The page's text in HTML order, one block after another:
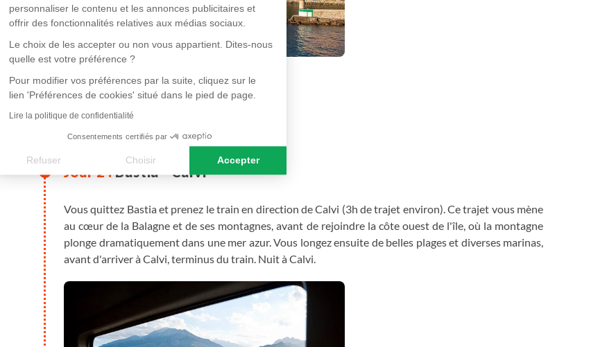
personnaliser le contenu et les annonces publicitaires et
offrir des fonctionnalités relatives aux médias sociaux.
Le choix de les accepter ou non vous appartient. Dites-nous
quelle est votre préférence ?
Pour modifier vos préférences par la suite, cliquez sur le
lien 'Préférences de cookies' situé dans le pied de page.
Lire la politique de confidentialité
Consentements certifiés par
Refuser Choisir Accepter
Axeptio consent
Plateforme de Gestion du Consentement : Personnalisez vos Options
Notre plateforme vous permet d'adapter et de gérer vos paramètres de confidentialité, en garantissant la conformité avec
en hôtel
Plus de détails
Bastia - Calvi
Vous quittez Bastia et prenez le train en direction de Calvi (3h de trajet environ). Ce trajet vous mène
au cœur de la Balagne et de ses montagnes, avant de rejoindre la côte ouest de l'île, où la montagne
plonge dramatiquement dans une mer azur. Vous longez ensuite de belles plages et diverses marinas,
avant d'arriver à Calvi, terminus du train. Nuit à Calvi.